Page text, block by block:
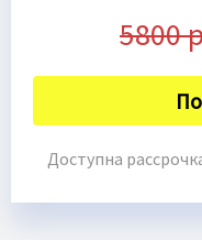
5800
Доступна